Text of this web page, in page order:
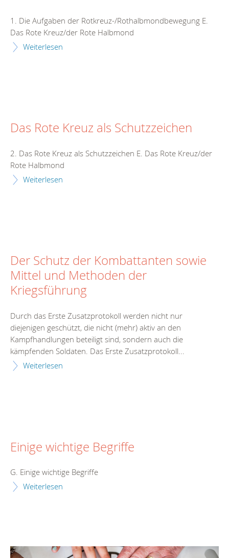
1. Die Aufgaben der Rotkreuz-/Rothalbmondbewegung E.
Das Rote Kreuz/der Rote Halbmond
Weiterlesen
Das Rote Kreuz als Schutzzeichen
2. Das Rote Kreuz als Schutzzeichen E. Das Rote Kreuz/der
Rote Halbmond
Weiterlesen
Der Schutz der Kombattanten sowie
Mittel und Methoden der
Kriegsführung
Durch das Erste Zusatzprotokoll werden nicht nur
diejenigen geschützt, die nicht (mehr) aktiv an den
Kampfhandlungen beteiligt sind, sondern auch die
kämpfenden Soldaten. Das Erste Zusatzprotokoll...
Weiterlesen
Einige wichtige Begriffe
G. Einige wichtige Begriffe
Weiterlesen